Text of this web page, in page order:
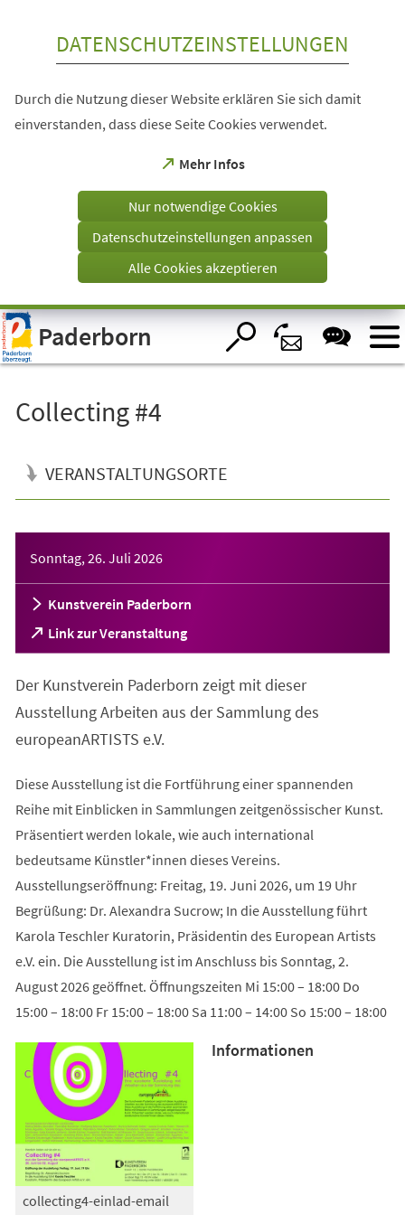
Visuelle
Assistenzsoftware
öffnen.
DATENSCHUTZEINSTELLUNGEN
Durch die Nutzung dieser Website erklären Sie sich damit
einverstanden, dass diese Seite Cookies verwendet.
Mehr Infos
(Öffnet
einem
Tab)
Nur notwendige Cookies
Datenschutzeinstellungen anpassen
Alle Cookies akzeptieren
Paderborn
Collecting #4
VERANSTALTUNGSORTE
Sonntag, 26. Juli 2026
Kunstverein Paderborn
Link zur Veranstaltung
(Öffnet
in
neuen
Tab)
Der Kunstverein Paderborn zeigt mit dieser
Ausstellung Arbeiten aus der Sammlung des
europeanARTISTS e.V.
Diese Ausstellung ist die Fortführung einer spannenden
Reihe mit Einblicken in Sammlungen zeitgenössischer Kunst.
Präsentiert werden lokale, wie auch international
bedeutsame Künstler*innen dieses Vereins.
Ausstellungseröffnung: Freitag, 19. Juni 2026, um 19 Uhr
Begrüßung: Dr. Alexandra Sucrow; In die Ausstellung führt
Karola Teschler Kuratorin, Präsidentin des European Artists
e.V. ein. Die Ausstellung ist im Anschluss bis Sonntag, 2.
August 2026 geöffnet. Öffnungszeiten Mi 15:00 – 18:00 Do
15:00 – 18:00 Fr 15:00 – 18:00 Sa 11:00 – 14:00 So 15:00 – 18:00
collecting4-einlad-email
Informationen